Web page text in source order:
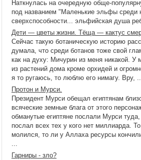
Наткнулась на очередную обще-
под названием "Маленькие эльфы среди
сверхспособности... эльфийская душа
Дети — цветы жизни. Тёща — кактус
Сейчас такую ботаническую историю
думала, что среди ботанов тоже свой
как на духу: Мичурин из меня никакой. У
из растений дома кроме орхидей и
я то ругаюсь, то люблю его нимагу. Вру,
Протон и Мурси.
Президент Мурси обещал египтянам
всяческие земные блага от этого
обманутые египтяне послали Мурси
послал всех тех у кого нет миллиарда.
молился, то ли у Аллаха ресурсы
...
Гарниры - зло?